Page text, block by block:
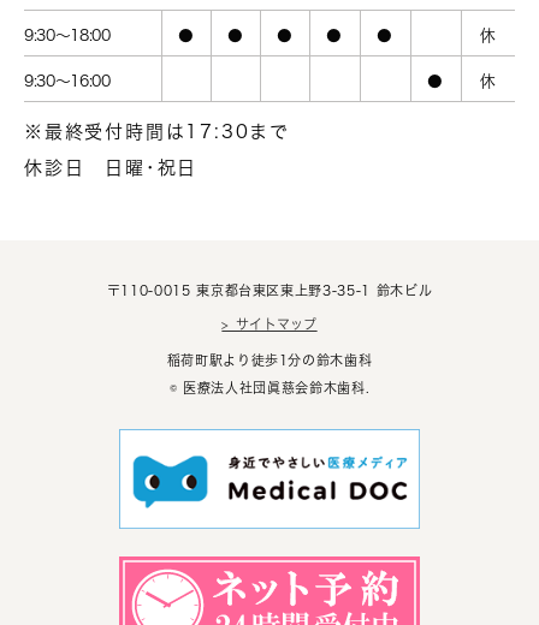
9:30～18:00 ● ● ● ● ● 休
9:30～16:00 ● 休
※最終受付時間は17:30まで
休診日
日曜･祝日
〒110-0015 東京都台東区東上野3-35-1 鈴木ビル
> サイトマップ
稲荷町駅より徒歩1分の鈴木歯科
© 医療法人社団眞慈会鈴木歯科.